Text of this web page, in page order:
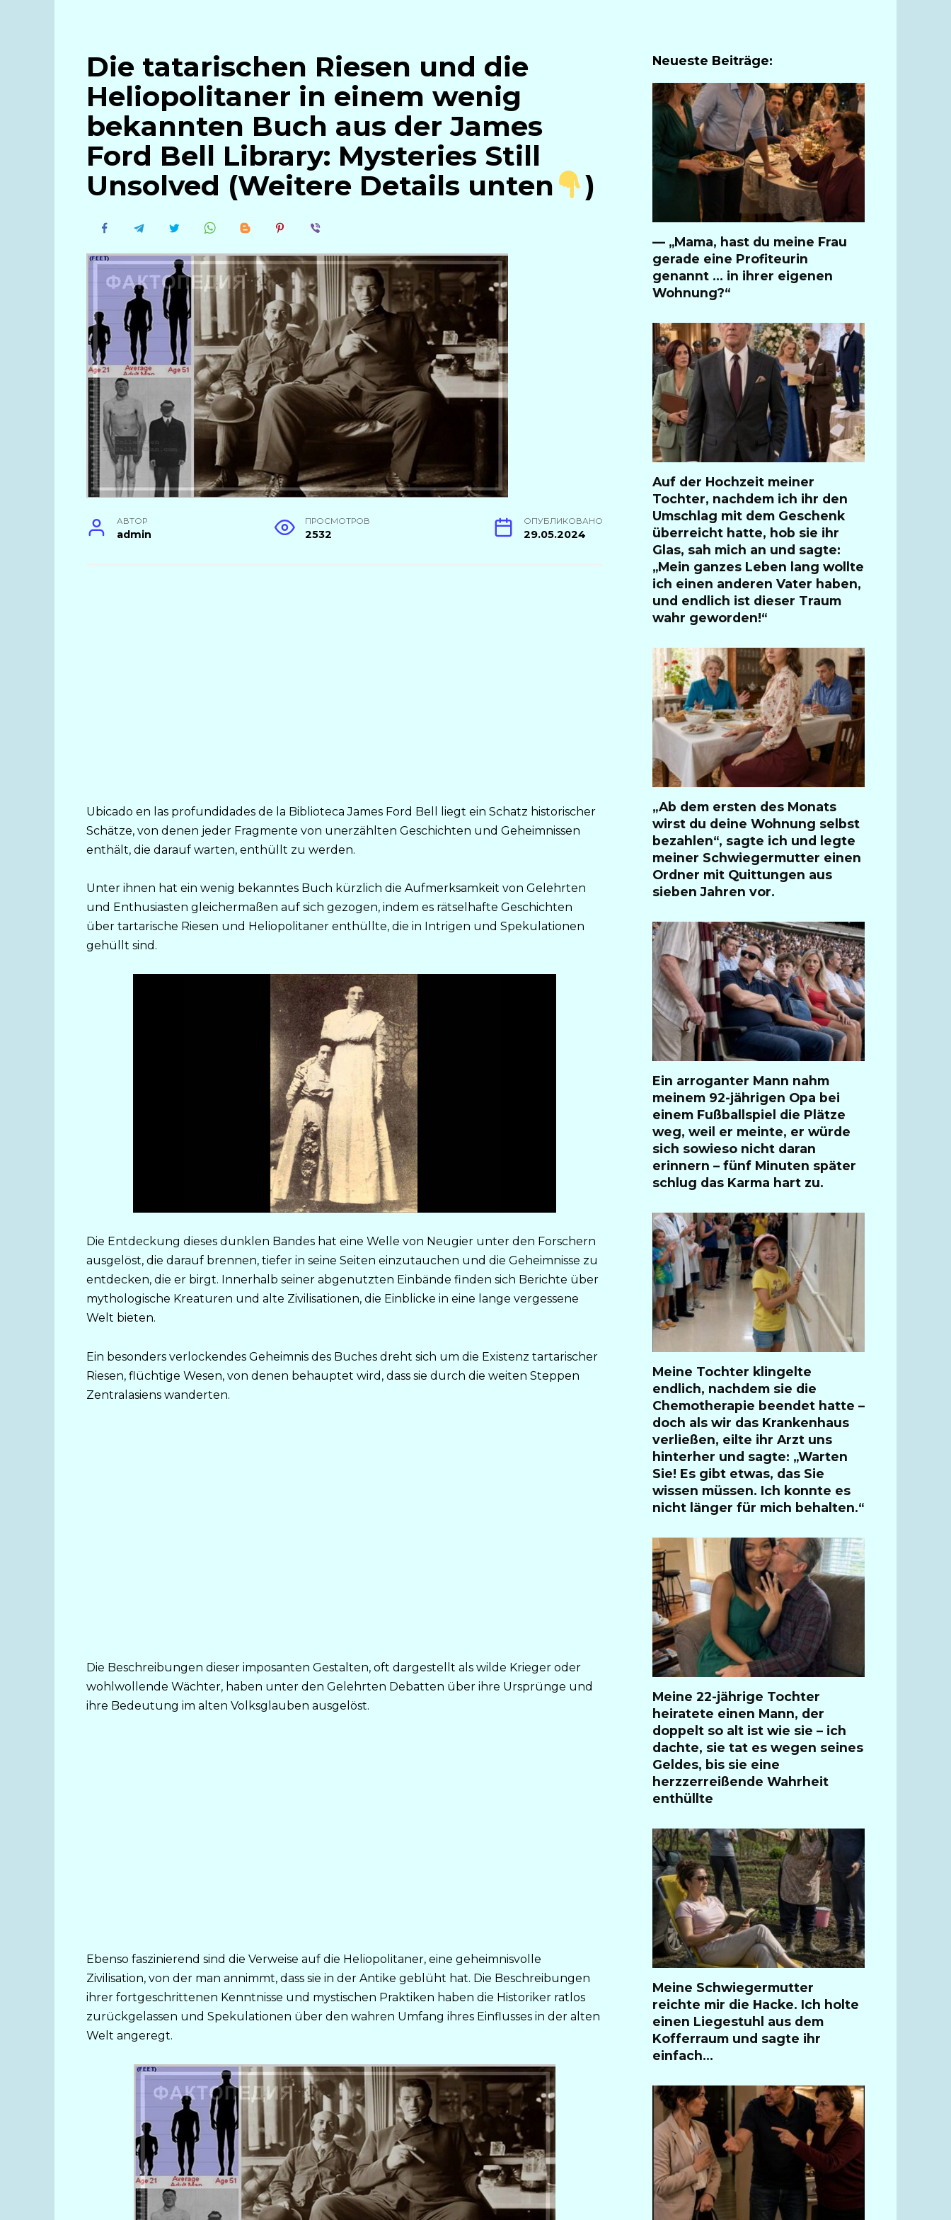
Die tatarischen Riesen und die
Heliopolitaner in einem wenig
bekannten Buch aus der James
Ford Bell Library: Mysteries Still
Unsolved (Weitere Details unten
)
АВТОР
admin
ПРОСМОТРОВ
2532
ОПУБЛИКОВАНО
29.05.2024
Ubicado en las profundidades de la Biblioteca James Ford Bell liegt ein Schatz historischer
Schätze, von denen jeder Fragmente von unerzählten Geschichten und Geheimnissen
enthält, die darauf warten, enthüllt zu werden.
Unter ihnen hat ein wenig bekanntes Buch kürzlich die Aufmerksamkeit von Gelehrten
und Enthusiasten gleichermaßen auf sich gezogen, indem es rätselhafte Geschichten
über tartarische Riesen und Heliopolitaner enthüllte, die in Intrigen und Spekulationen
gehüllt sind.
Die Entdeckung dieses dunklen Bandes hat eine Welle von Neugier unter den Forschern
ausgelöst, die darauf brennen, tiefer in seine Seiten einzutauchen und die Geheimnisse zu
entdecken, die er birgt. Innerhalb seiner abgenutzten Einbände finden sich Berichte über
mythologische Kreaturen und alte Zivilisationen, die Einblicke in eine lange vergessene
Welt bieten.
Ein besonders verlockendes Geheimnis des Buches dreht sich um die Existenz tartarischer
Riesen, flüchtige Wesen, von denen behauptet wird, dass sie durch die weiten Steppen
Zentralasiens wanderten.
Die Beschreibungen dieser imposanten Gestalten, oft dargestellt als wilde Krieger oder
wohlwollende Wächter, haben unter den Gelehrten Debatten über ihre Ursprünge und
ihre Bedeutung im alten Volksglauben ausgelöst.
Ebenso faszinierend sind die Verweise auf die Heliopolitaner, eine geheimnisvolle
Zivilisation, von der man annimmt, dass sie in der Antike geblüht hat. Die Beschreibungen
ihrer fortgeschrittenen Kenntnisse und mystischen Praktiken haben die Historiker ratlos
zurückgelassen und Spekulationen über den wahren Umfang ihres Einflusses in der alten
Welt angeregt.
Neueste Beiträge:
— „Mama, hast du meine Frau
gerade eine Profiteurin
genannt … in ihrer eigenen
Wohnung?“
Auf der Hochzeit meiner
Tochter, nachdem ich ihr den
Umschlag mit dem Geschenk
überreicht hatte, hob sie ihr
Glas, sah mich an und sagte:
„Mein ganzes Leben lang wollte
ich einen anderen Vater haben,
und endlich ist dieser Traum
wahr geworden!“
„Ab dem ersten des Monats
wirst du deine Wohnung selbst
bezahlen“, sagte ich und legte
meiner Schwiegermutter einen
Ordner mit Quittungen aus
sieben Jahren vor.
Ein arroganter Mann nahm
meinem 92-jährigen Opa bei
einem Fußballspiel die Plätze
weg, weil er meinte, er würde
sich sowieso nicht daran
erinnern – fünf Minuten später
schlug das Karma hart zu.
Meine Tochter klingelte
endlich, nachdem sie die
Chemotherapie beendet hatte –
doch als wir das Krankenhaus
verließen, eilte ihr Arzt uns
hinterher und sagte: „Warten
Sie! Es gibt etwas, das Sie
wissen müssen. Ich konnte es
nicht länger für mich behalten.“
Meine 22-jährige Tochter
heiratete einen Mann, der
doppelt so alt ist wie sie – ich
dachte, sie tat es wegen seines
Geldes, bis sie eine
herzzerreißende Wahrheit
enthüllte
Meine Schwiegermutter
reichte mir die Hacke. Ich holte
einen Liegestuhl aus dem
Kofferraum und sagte ihr
einfach…